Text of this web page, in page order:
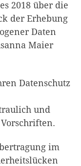
2018 über die
der Erhebung
Daten
Maier
Datenschutz
und
im